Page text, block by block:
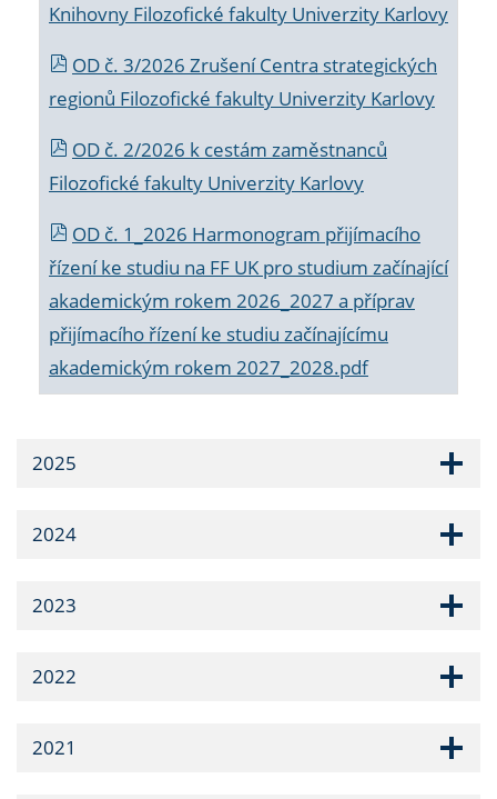
Knihovny Filozofické fakulty Univerzity Karlovy
OD č. 3/2026 Zrušení Centra strategických
regionů Filozofické fakulty Univerzity Karlovy
OD č. 2/2026 k cestám zaměstnanců
Filozofické fakulty Univerzity Karlovy
OD č. 1_2026 Harmonogram přijímacího
řízení ke studiu na FF UK pro studium začínající
akademickým rokem 2026_2027 a příprav
přijímacího řízení ke studiu začínajícímu
akademickým rokem 2027_2028.pdf
2025
2024
2023
2022
2021